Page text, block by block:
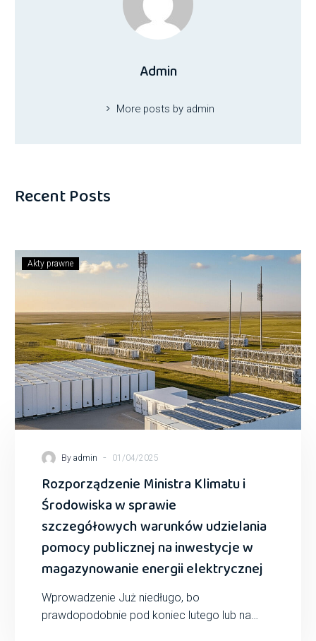
Admin
More posts by admin
Recent Posts
Akty prawne
By admin - 01/04/2025
Rozporządzenie Ministra Klimatu i
Środowiska w sprawie
szczegółowych warunków udzielania
pomocy publicznej na inwestycje w
magazynowanie energii elektrycznej
Wprowadzenie Już niedługo, bo
prawdopodobnie pod koniec lutego lub na